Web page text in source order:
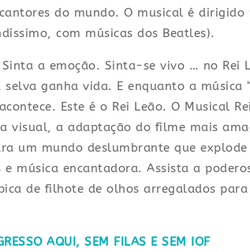
do mundo. O musical é
com músicas dos Beatles).
a emoção. Sinta-se vivo … no Rei
ganha vida. E enquanto a música
Este é o Rei Leão. O Musical
visual, a adaptação do filme mais
um mundo deslumbrante que
e música encantadora. Assista a
de filhote de olhos arregalados
AQUI, SEM FILAS E SEM IOF